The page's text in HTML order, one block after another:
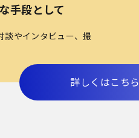
手段として
談やインタビュー、撮
詳しくはこちら